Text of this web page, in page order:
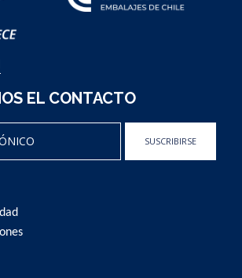
EL CONTACTO
SUSCRIBIRSE